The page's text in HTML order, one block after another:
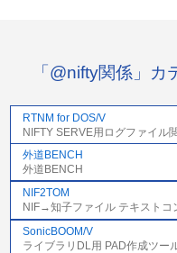
「@nifty関係」
RTNM for DOS/V
NIFTY SERVE用ログファイル
外道BENCH
外道BENCH
NIF2TOM
NIF→知子ファイル テキストコ
SonicBOOM/V
ライブラリDL用 PAD作成ツー